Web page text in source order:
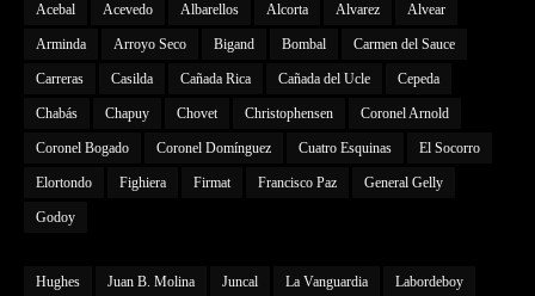
Acebal Acevedo Albarellos Alcorta Alvarez Alvear
Arminda Arroyo Seco Bigand Bombal Carmen del Sauce
Carreras Casilda Cañada Rica Cañada del Ucle Cepeda
Chabás Chapuy Chovet Christophensen Coronel Arnold
Coronel Bogado Coronel Domínguez Cuatro Esquinas El Socorro
Elortondo Fighiera Firmat Francisco Paz General Gelly
Godoy
Hughes Juan B. Molina Juncal La Vanguardia Labordeboy